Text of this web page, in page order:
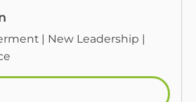
| New Leadership |